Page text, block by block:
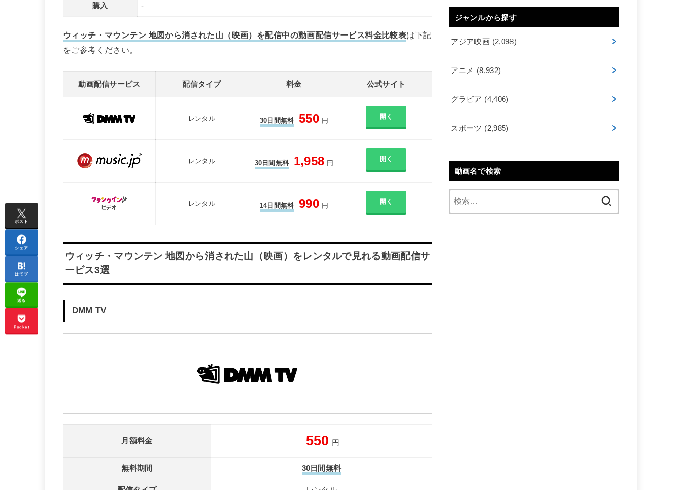
購入 -
ウィッチ・マウンテン 地図から消された山（映画）を配信中の動画配信サービス料金比較表は下記
をご参考ください。
動画配信サービス 配信タイプ 料金 公式サイト
レンタル 30日間無料 550 円 開く
レンタル 30日間無料 1,958 円 開く
レンタル 14日間無料 990 円 開く
ウィッチ・マウンテン 地図から消された山（映画）をレンタルで見れる動画配信サ
ービス3選
DMM TV
月額料金 550 円
無料期間 30日間無料
ポスト
シェア
はてブ
送る
Pocket
ジャンルから探す
アジア映画 (2,098)
アニメ (8,932)
グラビア (4,406)
スポーツ (2,985)
動画名で検索